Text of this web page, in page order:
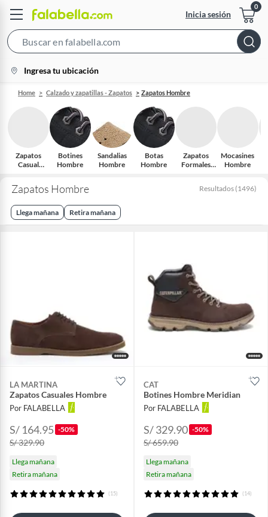
Inicia sesión
Bar
location-
icon
Ingresa tu ubicación
Home Calzado y zapatillas - Zapatos Zapatos Hombre
Zapatos
Casual
Botines
Hombre
Sandalias
Hombre
Botas
Hombre
Zapatos
Formales
Mocasines
Hombre
Zapatos Hombre Resultados (1496)
Llega mañana Retira mañana
LA MARTINA
Zapatos Casuales Hombre
Por FALABELLA
S/ 164.95 -50%
S/ 329.90
Llega mañana
Retira mañana
(15)
CAT
Botines Hombre Meridian
Por FALABELLA
S/ 329.90 -50%
S/ 659.90
Llega mañana
Retira mañana
(14)